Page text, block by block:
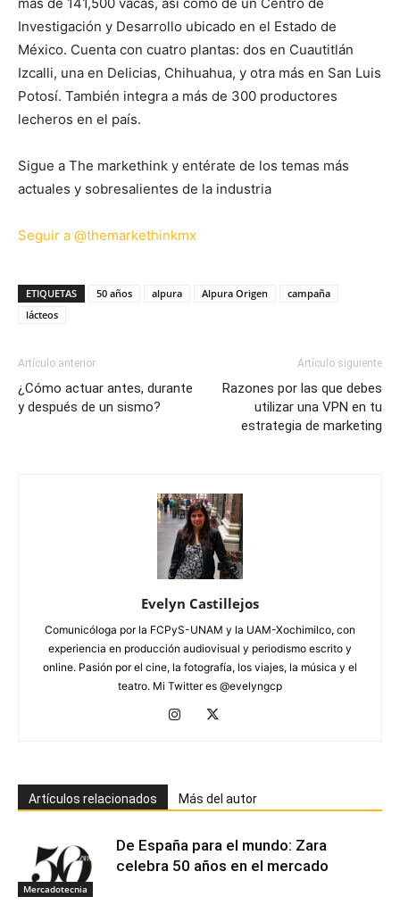
Investigación y Desarrollo ubicado en el Estado de
México. Cuenta con cuatro plantas: dos en Cuautitlán
Izcalli, una en Delicias, Chihuahua, y otra más en San Luis
Potosí. También integra a más de 300 productores
lecheros en el país.
Sigue a The markethink y entérate de los temas más
actuales y sobresalientes de la industria
Seguir a @themarkethinkmx
ETIQUETAS 50 años alpura Alpura Origen
campaña
lácteos
Artículo anterior
¿Cómo actuar antes, durante
y después de un sismo?
Artículo siguiente
Razones por las que debes
utilizar una VPN en tu
estrategia de marketing
Evelyn Castillejos
Comunicóloga por la FCPyS-UNAM y la UAM-Xochimilco, con
experiencia en producción audiovisual y periodismo escrito y
online. Pasión por el cine, la fotografía, los viajes, la música y el
teatro. Mi Twitter es @evelyngcp
Artículos relacionados Más del autor
Mercadotecnia
De España para el mundo: Zara
celebra 50 años en el mercado